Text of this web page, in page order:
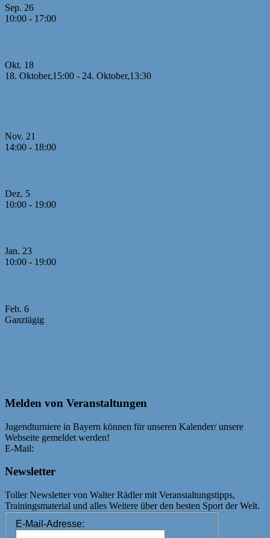
Sep. 26
10:00 - 17:00
Okt. 18
18. Oktober,15:00 - 24. Oktober,13:30
Nov. 21
14:00 - 18:00
Dez. 5
10:00 - 19:00
Jan. 23
10:00 - 19:00
Feb. 6
Ganztägig
Melden von Veranstaltungen
Jugendturniere in Bayern können für unseren Kalender/ unsere
Webseite gemeldet werden!
E-Mail:
Newsletter
Toller Newsletter von Walter Rädler mit Veranstaltungstipps,
Trainingsmaterial und alles Weitere über den besten Sport der Welt.
E-Mail-Adresse: